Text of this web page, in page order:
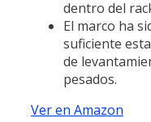
dentro del
El marco ha
suficiente
de
pesados.
Ver en Amazon